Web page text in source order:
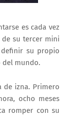
es cada vez
su tercer mini
definir su propio
del mundo.
de izna. Primero
ocho meses
romper con su